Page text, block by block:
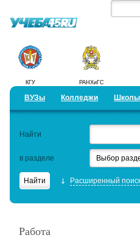
КГУ РАНХиГС
ВУЗы Колледжи Школы
Добавить уч. заведение
Найти
в разделе
Расширенный
Работа